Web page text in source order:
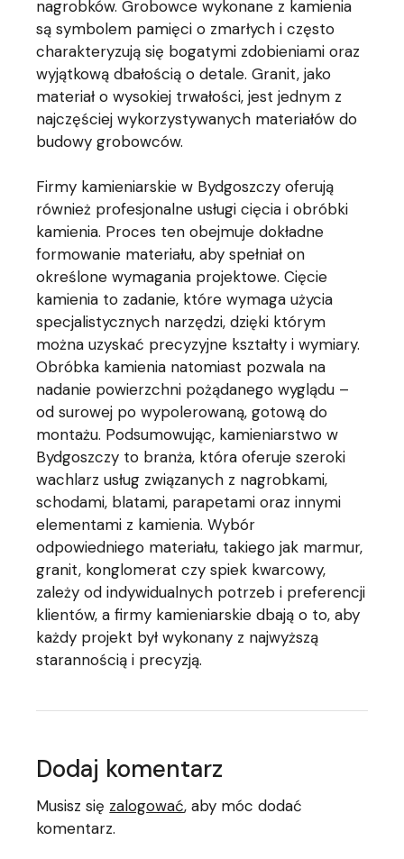
nagrobków. Grobowce wykonane z kamienia
są symbolem pamięci o zmarłych i często
charakteryzują się bogatymi zdobieniami oraz
wyjątkową dbałością o detale. Granit, jako
materiał o wysokiej trwałości, jest jednym z
najczęściej wykorzystywanych materiałów do
budowy grobowców.
Firmy kamieniarskie w Bydgoszczy oferują
również profesjonalne usługi cięcia i obróbki
kamienia. Proces ten obejmuje dokładne
formowanie materiału, aby spełniał on
określone wymagania projektowe. Cięcie
kamienia to zadanie, które wymaga użycia
specjalistycznych narzędzi, dzięki którym
można uzyskać precyzyjne kształty i wymiary.
Obróbka kamienia natomiast pozwala na
nadanie powierzchni pożądanego wyglądu –
od surowej po wypolerowaną, gotową do
montażu. Podsumowując, kamieniarstwo w
Bydgoszczy to branża, która oferuje szeroki
wachlarz usług związanych z nagrobkami,
schodami, blatami, parapetami oraz innymi
elementami z kamienia. Wybór
odpowiedniego materiału, takiego jak marmur,
granit, konglomerat czy spiek kwarcowy,
zależy od indywidualnych potrzeb i preferencji
klientów, a firmy kamieniarskie dbają o to, aby
każdy projekt był wykonany z najwyższą
starannością i precyzją.
Dodaj komentarz
Musisz się zalogować, aby móc dodać
komentarz.